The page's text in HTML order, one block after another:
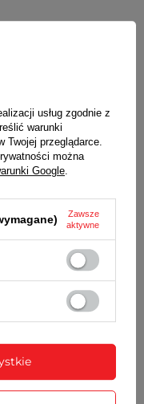
warstwą w
w kolorze złotym
usług zgodnie z
warunki
Twojej przeglądarce.
można
Google
Zawsze
aktywne